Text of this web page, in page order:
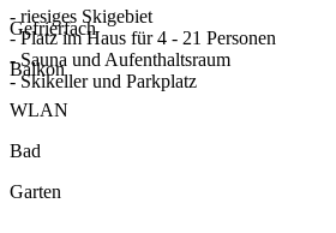
- riesiges Skigebiet
- Platz im Haus für 4 - 21 Personen
- Sauna und Aufenthaltsraum
- Skikeller und Parkplatz
Gefrierfach
Balkon
WLAN
Bad
Garten